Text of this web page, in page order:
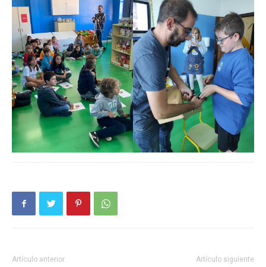
Artículo anterior Artículo siguiente